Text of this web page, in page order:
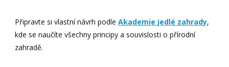
Připravte si vlastní návrh podleAkademie jedlé zahrady,
kde se naučíte všechny principy a souvislosti o přírodní
zahradě.